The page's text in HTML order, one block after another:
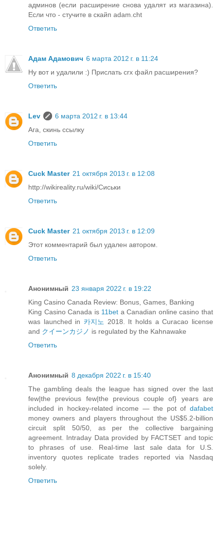
админов (если расширение снова удалят из магазина).
Если что - стучите в скайп adam.cht
Ответить
Адам Адамович 6 марта 2012 г. в 11:24
Ну вот и удалили :) Прислать crx файл расширения?
Ответить
Lev
6 марта 2012 г. в 13:44
Ага, скинь ссылку
Ответить
Cuck Master 21 октября 2013 г. в 12:08
http://wikireality.ru/wiki/Сиськи
Ответить
Cuck Master 21 октября 2013 г. в 12:09
Этот комментарий был удален автором.
Ответить
Анонимный 23 января 2022 г. в 19:22
King Casino Canada Review: Bonus, Games, Banking
King Casino Canada is 11bet a Canadian online casino that
was launched in 카지노
2018. It holds a Curacao license
and クイーンカジノ is regulated by the Kahnawake
Ответить
Анонимный 8 декабря 2022 г. в 15:40
The gambling deals the league has signed over the last
few|the previous few|the previous couple of} years are
included in hockey-related income — the pot of dafabet
money owners and players throughout the US$5.2-billion
circuit split 50/50, as per the collective bargaining
agreement. Intraday Data provided by FACTSET and topic
to phrases of use. Real-time last sale data for U.S.
inventory quotes replicate trades reported via Nasdaq
solely.
Ответить